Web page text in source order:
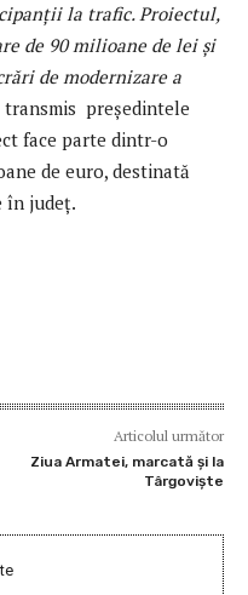
la trafic. Proiectul,
de 90 milioane de lei și
de modernizare a
transmis președintele
face parte dintr-o
de euro, destinată
în județ.
Articolul următor
Ziua Armatei, marcată și la
Târgoviște